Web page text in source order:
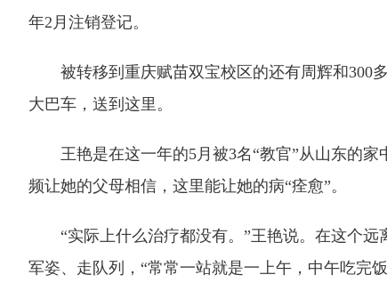
年2月注销登记。
被转移到重庆赋苗双宝校区的还有周辉和300多
大巴车，送到这里。
王艳是在这一年的5月被3名“教官”从山东的家
频让她的父母相信，这里能让她的病“痊愈”。
“实际上什么治疗都没有。”王艳说。在这个远
军姿、走队列，“常常一站就是一上午，中午吃完饭